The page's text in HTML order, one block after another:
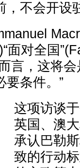
，不会开设
面对全国
言，这将
要条件。”
这项访谈
英国、澳
承认巴勒
致的行动